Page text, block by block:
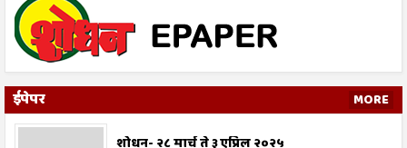
ईपेपर MORE
शोधन- २८ मार्च ते ३ एप्रिल २०२५